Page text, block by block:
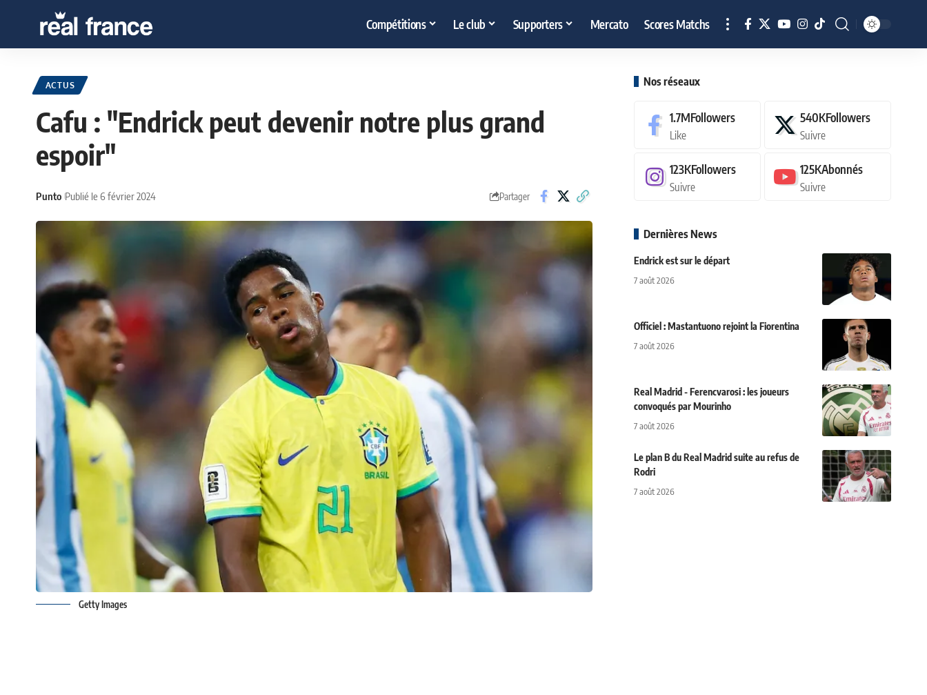
Compétitions Le club Supporters Mercato Scores Matchs
ACTUS
Cafu : "Endrick peut devenir notre plus grand
espoir"
Punto Publié le 6 février 2024 Partager
Getty Images
Nos réseaux
1.7MFollowers
Like
540KFollowers
Suivre
123KFollowers
Suivre
125KAbonnés
Suivre
Dernières News
Endrick est sur le départ
7 août 2026
Officiel : Mastantuono rejoint la Fiorentina
7 août 2026
Real Madrid - Ferencvarosi : les joueurs
convoqués par Mourinho
7 août 2026
Le plan B du Real Madrid suite au refus de
Rodri
7 août 2026